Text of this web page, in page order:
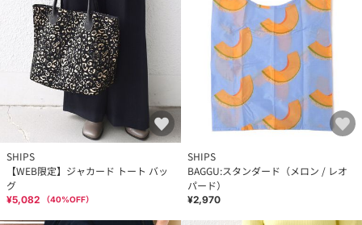
SHIPS
【WEB限定】ジャカード トート バッ
グ
¥5,082 （40%OFF）
SHIPS
BAGGU:スタンダード（メロン / レオ
パード）
¥2,970